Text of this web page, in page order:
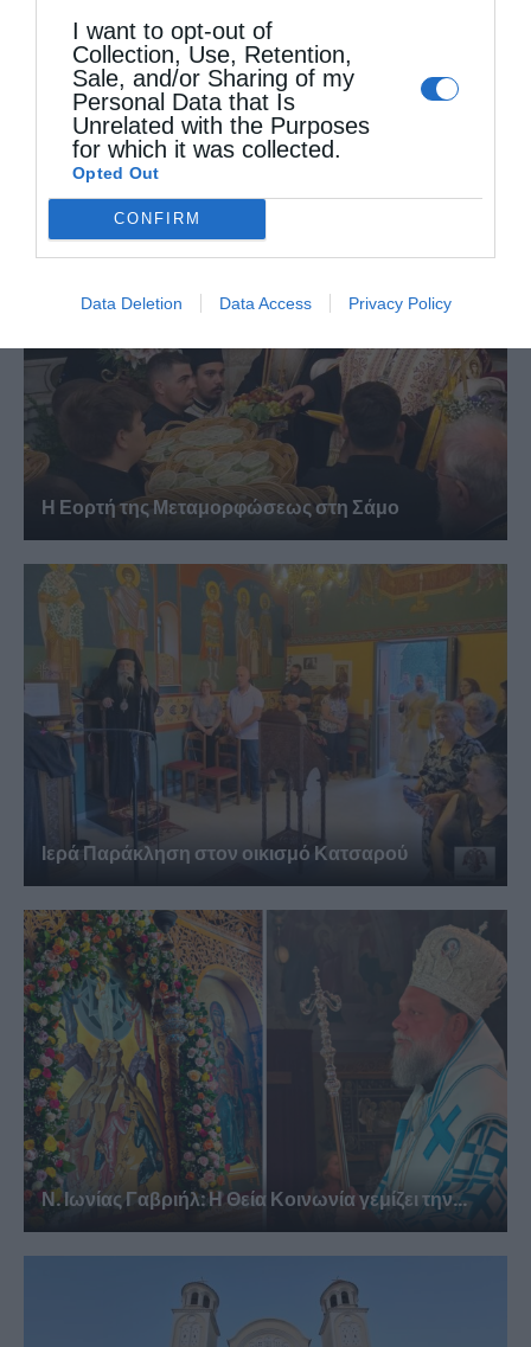
I want to opt-out of
Collection, Use, Retention,
Sale, and/or Sharing of my
Personal Data that Is
Unrelated with the Purposes
for which it was collected.
Opted Out
CONFIRM
Data Deletion Data Access Privacy Policy
Επόμενο άρθρο
Στην Πάτρα λείψανο του Αγίου Σεραφείμ του Σάρωφ
Η Εορτή της Μεταμορφώσεως στη Σάμο
Ιερά Παράκληση στον οικισμό Κατσαρού
Ν. Ιωνίας Γαβριήλ: Η Θεία Κοινωνία γεμίζει την...